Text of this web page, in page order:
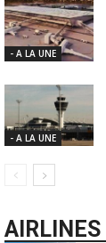
- A LA UNE
- A LA UNE
AIRLINES